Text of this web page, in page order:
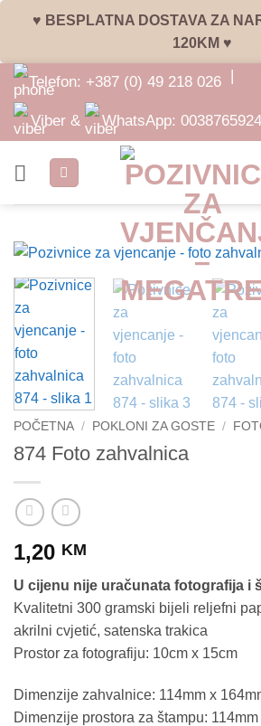
♥ BESPLATNA DOSTAVA ZA
120KM ♥
Skip
content
Telefon: +387 (0) 49 218 026 |
Viber & WhatsApp:
POČETNA / POKLONI ZA GOSTE /
874 Foto zahvalnica
1,20 KM
U cijenu nije uračunata fotografija i
Kvalitetni 300 gramski bijeli reljefni
akrilni cvjetić, satenska trakica
Prostor za fotografiju: 10cm x 15cm
Dimenzije zahvalnice: 114mm x
Dimenzije prostora za štampu: